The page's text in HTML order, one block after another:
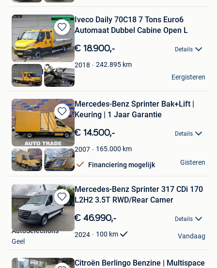
Bewaren
in
Mijn
Favorieten
Iveco Daily 70C18 7 Tons Euro6
Automaat Dubbel Cabine Open L
€ 18.900,- Details
2018 242.895 km
BAS World
Veghel
Eergisteren
Bewaren
in
Mijn
Favorieten
Mercedes-Benz Sprinter Bak+Lift |
Keuring | 1 Jaar Garantie
€ 14.500,- Details
2007 165.000 km
Financiering mogelijk
ATL Cars
Hasselt
Gisteren
Bewaren
in
Mijn
Favorieten
Mercedes-Benz Sprinter 317 CDi 170
L2H2 3.5T RWD/Rear Camer
€ 46.990,- Details
2024 100 km
AutoSelections
Geel
Vandaag
Citroën Berlingo Benzine | Multispace